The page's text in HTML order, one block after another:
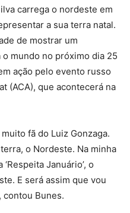
carrega o nordeste em
a sua terra natal.
de mostrar um
mundo no próximo dia 25
ação pelo evento russo
(ACA), que acontecerá na
fã do Luiz Gonzaga.
o Nordeste. Na minha
Januário’, o
E será assim que vou
contou Bunes.